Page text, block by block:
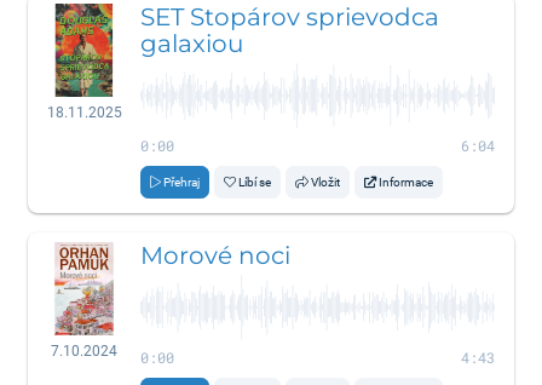
18.11.2025
SET Stopárov sprievodca
galaxiou
0:00 6:04
Přehraj Líbí se Vložit Informace
7.10.2024
Morové noci
0:00 4:43